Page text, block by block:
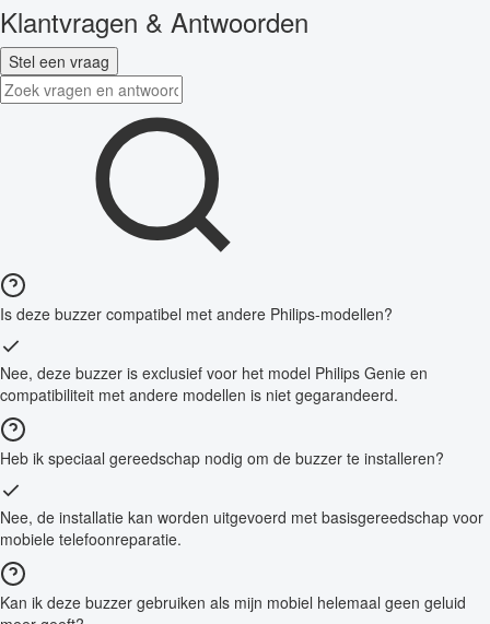
Klantvragen & Antwoorden
Stel een vraag
Is deze buzzer compatibel met andere Philips-modellen?
Nee, deze buzzer is exclusief voor het model Philips Genie en
compatibiliteit met andere modellen is niet gegarandeerd.
Heb ik speciaal gereedschap nodig om de buzzer te installeren?
Nee, de installatie kan worden uitgevoerd met basisgereedschap voor
mobiele telefoonreparatie.
Kan ik deze buzzer gebruiken als mijn mobiel helemaal geen geluid